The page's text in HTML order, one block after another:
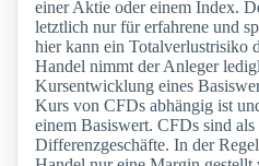
einer Aktie oder einem Index.
letztlich nur für erfahrene und
hier kann ein Totalverlustrisiko
Handel nimmt der Anleger
Kursentwicklung eines
Kurs von CFDs abhängig ist
einem Basiswert. CFDs sind
Differenzgeschäfte. In der